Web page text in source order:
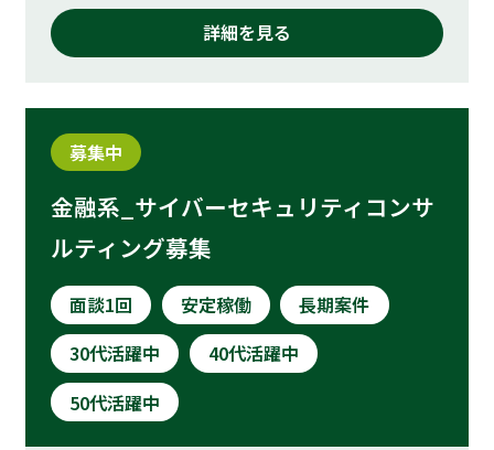
詳細を見る
募集中
金融系_サイバーセキュリティコンサ
ルティング募集
面談1回 安定稼働
長期案件
30代活躍中
40代活躍中
50代活躍中